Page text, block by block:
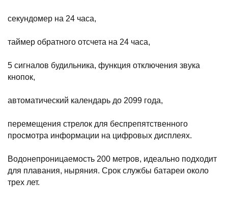
секундомер на 24 часа,
таймер обратного отсчета на 24 часа,
5 сигналов будильника, функция отключения звука
кнопок,
автоматический календарь до 2099 года,
перемещения стрелок для беспрепятственного
просмотра информации на цифровых дисплеях.
Водонепроницаемость 200 метров, идеально подходит
для плавания, ныряния. Срок службы батареи около
трех лет.